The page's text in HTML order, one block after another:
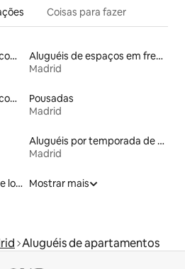
Coisas para fazer
Aluguéis por temporada com acesso à praia
Aluguéis de espaços em frente à praia
Madrid
Aluguéis por temporada com banheira de hidromassagem
Pousadas
Madrid
Aluguéis por temporada de acomodações de luxo
Madrid
Aluguel por temporada de lofts Mostrar mais
Aluguéis de apartamentos